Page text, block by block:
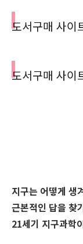
도서구매 사이
도서구매 사이
지구는 어떻게 생
근본적인 답을 찾
21세기 지구과학